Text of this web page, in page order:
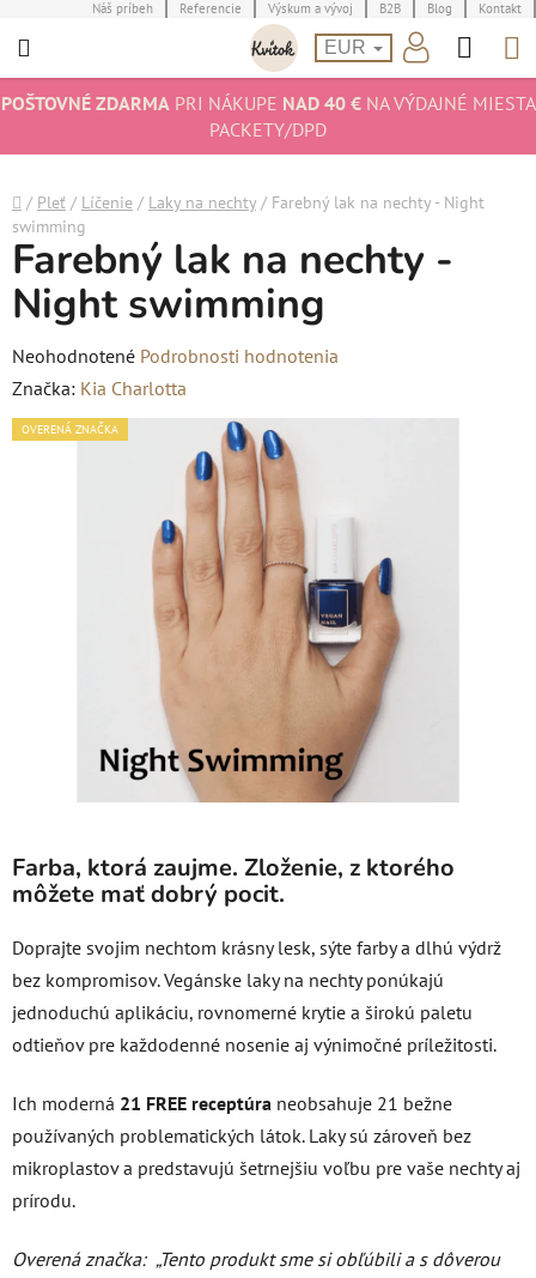
na
Náš príbeh Referencie Výskum a vývoj B2B Blog Kontakt
EUR
POŠTOVNÉ ZDARMAPRI NÁKUPE NAD 40 €NA VÝDAJNÉ MIESTA
PACKETY/DPD
Domov
/ Pleť / Líčenie / Laky na nechty / Farebný lak na nechty - Night
swimming
Farba, ktorá zaujme. Zloženie, z ktorého
môžete mať dobrý pocit.
Doprajte svojim nechtom krásny lesk, sýte farby a dlhú výdrž
bez kompromisov. Vegánske laky na nechty ponúkajú
jednoduchú aplikáciu, rovnomerné krytie a širokú paletu
odtieňov pre každodenné nosenie aj výnimočné príležitosti.
Ich moderná 21 FREE receptúra neobsahuje 21 bežne
používaných problematických látok. Laky sú zároveň bez
mikroplastov a predstavujú šetrnejšiu voľbu pre vaše nechty aj
prírodu.
Overená značka: „Tento produkt sme si obľúbili a s dôverou
Farebný lak na nechty -
Night swimming
Priemerné
hodnotenie
produktu
Neohodnotené Podrobnosti hodnotenia
Značka: Kia Charlotta
OVERENÁ ZNAČKA